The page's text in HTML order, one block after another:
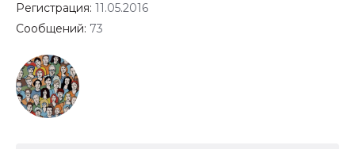
Регистрация: 11.05.2016
Сообщений: 73